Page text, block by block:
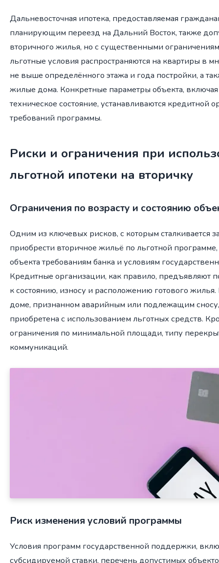
Дальневосточная ипотека, предоставляемая
планирующим переезд на Дальний Восток, также
вторичного жилья, но с существенными
льготные условия распространяются на квартиры в
не выше определённого этажа и года постройки, а
жилые дома. Конкретные параметры объекта, включая
техническое состояние, устанавливаются кредитной
требований программы.
Риски и ограничения при
льготной ипотеки на вторичку
Ограничения по возрасту и состоянию
Одним из ключевых рисков, с которым сталкивается
приобрести вторичное жильё по льготной программе,
объекта требованиям банка и условиям
Кредитные организации, как правило, предъявляют
к состоянию, износу и расположению готового
доме, признанном аварийным или подлежащим
приобретена с использованием льготных средств.
ограничения по минимальной площади, типу
коммуникаций.
Риск изменения условий программы
Условия программ государственной поддержки,
субсидируемой ставки, перечень допустимых